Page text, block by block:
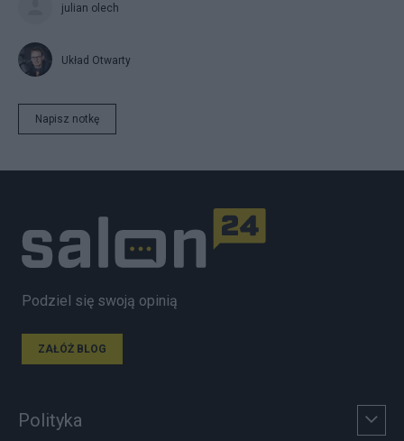
julian olech
Układ Otwarty
Napisz notkę
Podziel się swoją opinią
ZAŁÓŻ BLOG
Polityka